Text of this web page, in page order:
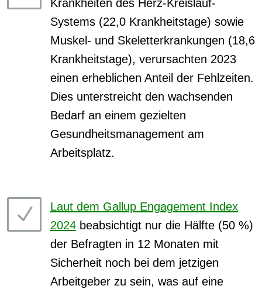
Krankheiten des Herz-Kreislauf-
Systems (22,0 Krankheitstage) sowie
Muskel- und Skeletterkrankungen (18,6
Krankheitstage), verursachten 2023
einen erheblichen Anteil der Fehlzeiten.
Dies unterstreicht den wachsenden
Bedarf an einem gezielten
Gesundheitsmanagement am
Arbeitsplatz.
N
Laut dem Gallup Engagement Index
2024beabsichtigt nur die Hälfte (50 %)
der Befragten in 12 Monaten mit
Sicherheit noch bei dem jetzigen
Arbeitgeber zu sein, was auf eine